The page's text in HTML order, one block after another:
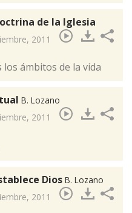
de la Iglesia
2011
ámbitos de la vida
B. Lozano
2011
Dios B. Lozano
2011